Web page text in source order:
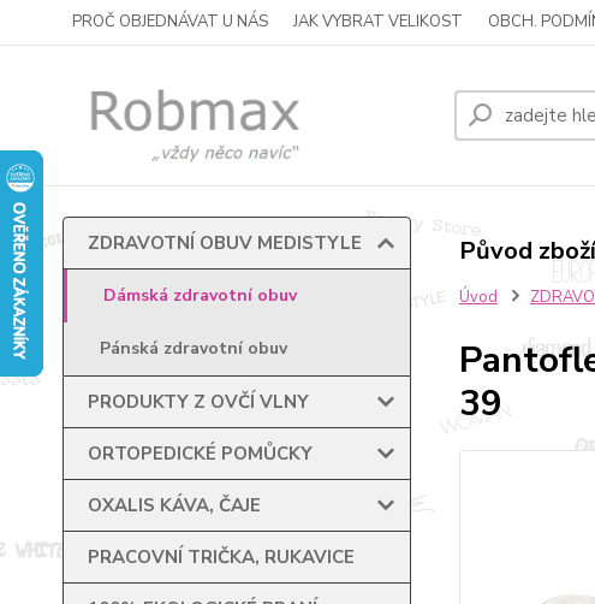
PROČ OBJEDNÁVAT U NÁS JAK VYBRAT VELIKOST OBCH.
ZDRAVOTNÍ OBUV MEDISTYLE
Dámská zdravotní obuv
Pánská zdravotní obuv
PRODUKTY Z OVČÍ VLNY
ORTOPEDICKÉ POMŮCKY
OXALIS KÁVA, ČAJE
PRACOVNÍ TRIČKA, RUKAVICE
Úvod
39
Původ zboží